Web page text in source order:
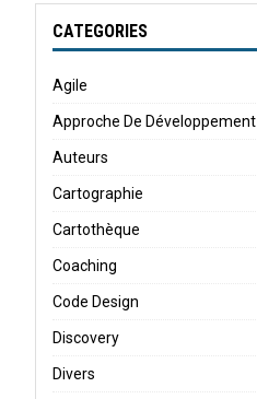
CATEGORIES
Agile
Approche De Développement
Auteurs
Cartographie
Cartothèque
Coaching
Code Design
Discovery
Divers